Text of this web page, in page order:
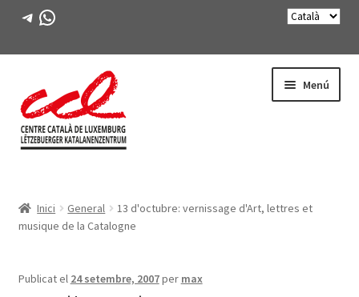
Telegram
WhatsApp
navegació
al
contingut
Menú
ACTIVITATS
Inici General
13 d'octubre: vernissage d'Art, lettres et
musique de la Catalogne
Publicat el 24 setembre, 2007per max